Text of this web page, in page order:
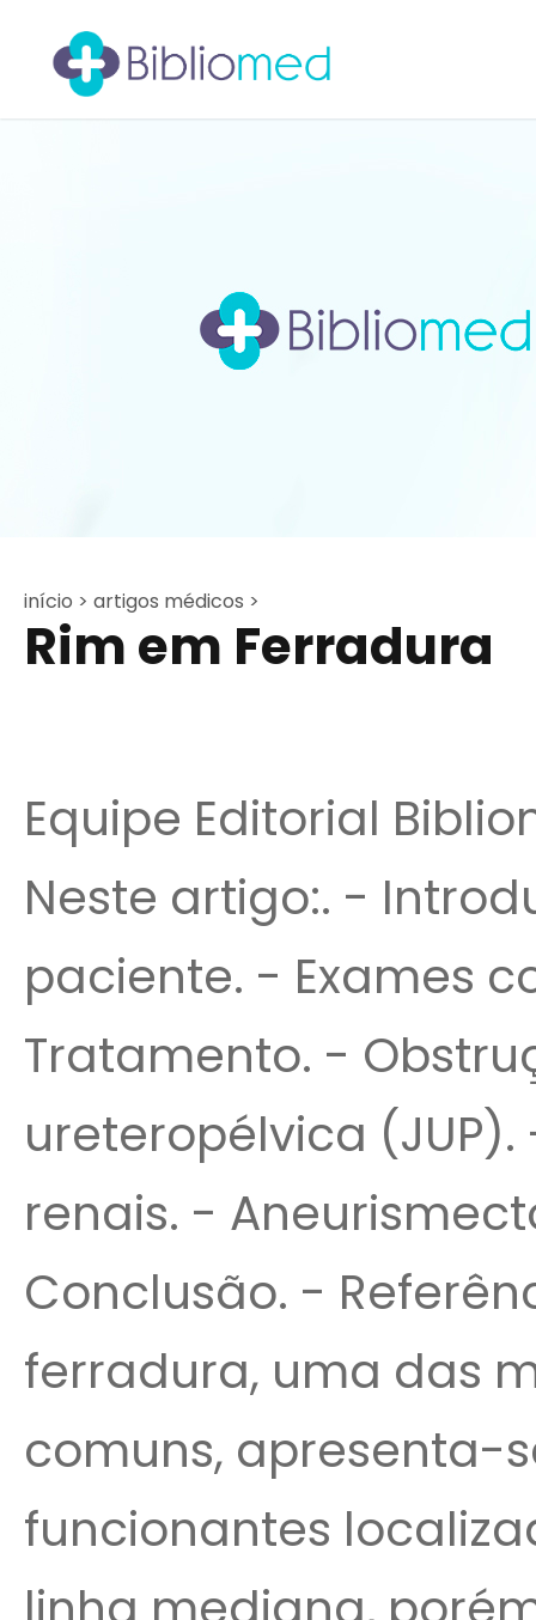
início > artigos médicos >
Rim em Ferradura
Equipe Editorial
Neste artigo:. -
paciente. - Exames
Tratamento. -
ureteropélvica
renais. -
Conclusão. -
ferradura, uma das
comuns, apresenta-
funcionantes